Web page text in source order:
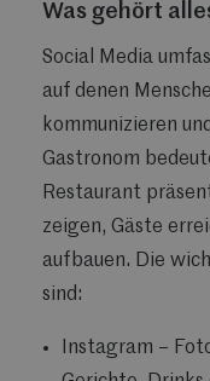
Was gehört
Social Media
auf denen
kommunizieren
Gastronom
Restaurant
zeigen, Gäste
aufbauen. Die
sind:
Instagram –